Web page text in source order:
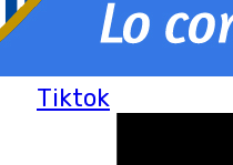
Tiktok